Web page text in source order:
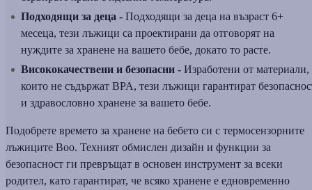
Подходящи за деца - Подходящи за деца на възраст 6+
месеца, тези лъжици са проектирани да отговорят на
нуждите за хранене на вашето бебе, докато то расте.
Висококачествени и безопасни - Изработени от материали,
които не съдържат BPA, тези лъжици гарантират
и здравословно хранене за вашето бебе.
Подобрете времето за хранене на бебето си с термосензорните
лъжиците Boo. Техният обмислен дизайн и функции за
безопасност ги превръщат в основен инструмент за всеки
родител, като гарантират, че всяко хранене е едновременно